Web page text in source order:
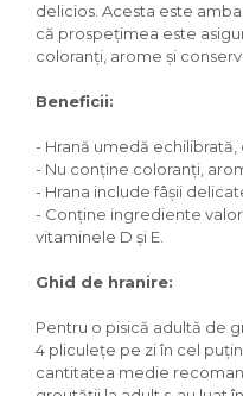
delicios. Acesta este
că prospețimea este
coloranți, arome și
Beneficii:
- Hrană umedă
- Nu conține coloranți,
- Hrana include fâșii
- Conține ingrediente
vitaminele D și E.
Ghid de hranire:
Pentru o pisică adultă de
4 pliculețe pe zi în cel
cantitatea medie